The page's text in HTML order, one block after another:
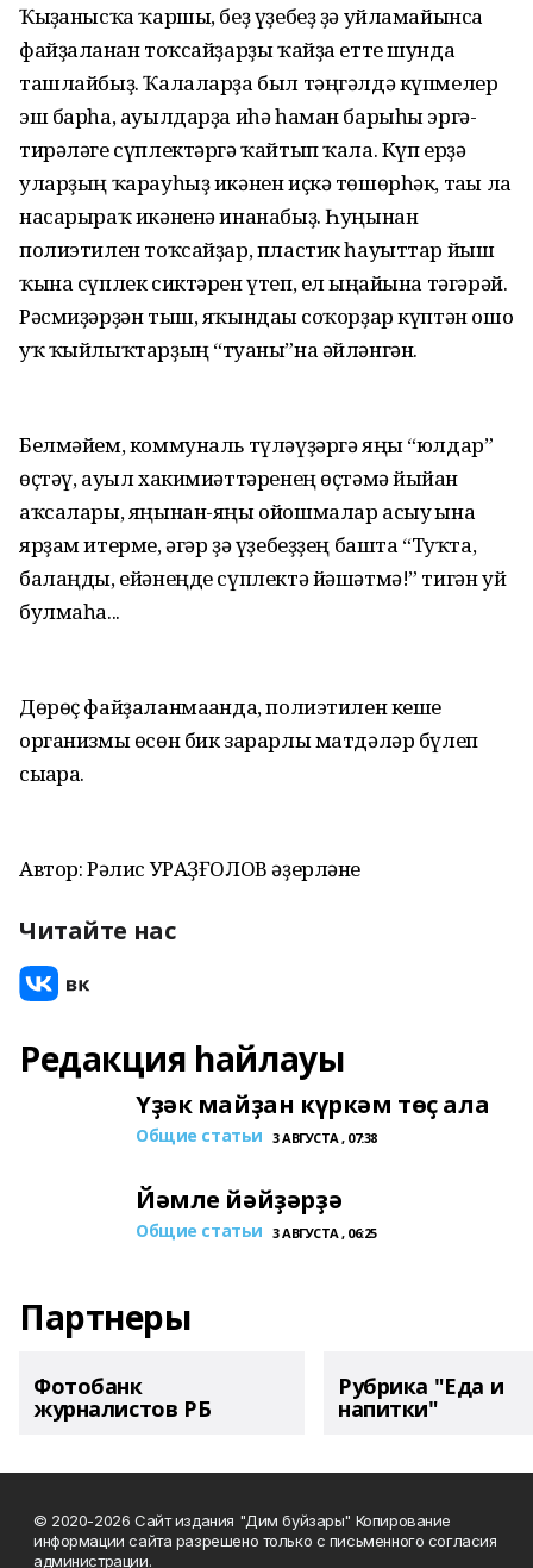
Ҡыҙғанысҡа ҡаршы, беҙ үҙебеҙ ҙә уйламайынса
файҙаланған тоҡсайҙарҙы ҡайҙа етте шунда
ташлайбыҙ. Ҡалаларҙа был тәңгәлдә күпмелер
эш барһа, ауылдарҙа иһә һаман барыһы эргә-
тирәләге сүплектәргә ҡайтып ҡала. Күп ерҙә
уларҙың ҡарауһыҙ икәнен иҫкә төшөрһәк, тағы ла
насарыраҡ икәненә инанабыҙ. Һуңынан
полиэтилен тоҡсайҙар, пластик һауыттар йыш
ҡына сүплек сиктәрен үтеп, ел ыңғайына тәгәрәй.
Рәсмиҙәрҙән тыш, яҡындағы соҡорҙар күптән ошо
уҡ ҡыйлыҡтарҙың “туғаны”на әйләнгән.
Белмәйем, коммуналь түләүҙәргә яңы “юлдар”
өҫтәү, ауыл хакимиәт­тәренең өҫтәмә йыйған
аҡсалары, яңынан-яңы ойошмалар асыу ғына
ярҙам итерме, әгәр ҙә үҙебеҙҙең башта “Туҡта,
балаңды, ейәнеңде сүплектә йәшәтмә!” тигән уй
булмаһа...
Дөрөҫ файҙаланмағанда, полиэтилен кеше
организмы өсөн бик зарарлы матдәләр бүлеп
сығара.
Автор: Рәлис УРАҘҒОЛОВ әҙерләне
Читайте нас
Редакция һайлауы
Үҙәк майҙан күркәм төҫ ала
Общие статьи 3 АВГУСТА , 07:38
Йәмле йәйҙәрҙә
Общие статьи 3 АВГУСТА , 06:25
Партнеры
Фотобанк
журналистов РБ
Рубрика "Еда и
напитки"
© 2020-2026 Сайт издания "Дим буйзары" Копирование
информации сайта разрешено только с письменного согласия
администрации.